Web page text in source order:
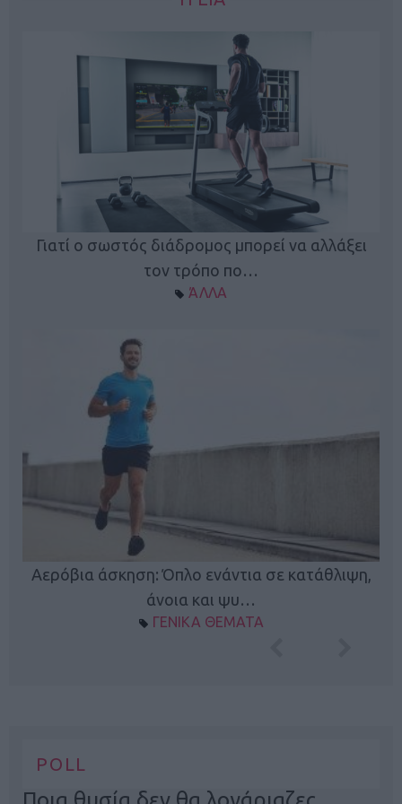
Γιατί ο σωστός διάδρομος μπορεί να αλλάξει
τον τρόπο πο…
ΆΛΛΑ
Αερόβια άσκηση: Όπλο ενάντια σε κατάθλιψη,
άνοια και ψυ…
ΓΕΝΙΚΑ ΘΕΜΑΤΑ
POLL